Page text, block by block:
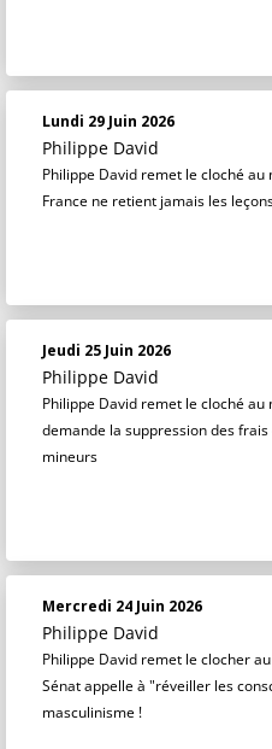
Lundi 29 Juin 2026
Philippe David
Philippe David remet le cloché
France ne retient jamais les
Jeudi 25 Juin 2026
Philippe David
Philippe David remet le cloché
demande la suppression des
mineurs
Mercredi 24 Juin 2026
Philippe David
Philippe David remet le clocher
Sénat appelle à "réveiller les
masculinisme !